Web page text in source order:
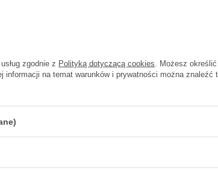
zgodnie z Polityką dotyczącą cookies . Możesz
informacji na temat warunków i prywatności można znaleźć